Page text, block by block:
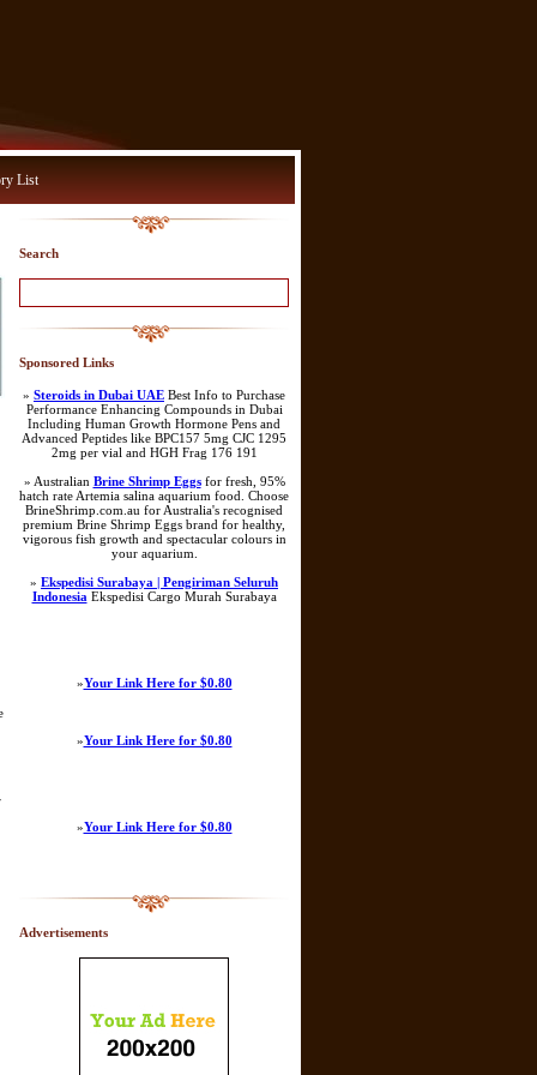
List
Search
Sponsored Links
» Steroids in Dubai UAE Best Info to Purchase
Performance Enhancing Compounds in Dubai
Including Human Growth Hormone Pens and
Advanced Peptides like BPC157 5mg CJC 1295
2mg per vial and HGH Frag 176 191
» Australian Brine Shrimp Eggsfor fresh, 95%
hatch rate Artemia salina aquarium food. Choose
BrineShrimp.com.au for Australia's recognised
premium Brine Shrimp Eggs brand for healthy,
vigorous fish growth and spectacular colours in
your aquarium.
» Ekspedisi Surabaya | Pengiriman Seluruh
Indonesia Ekspedisi Cargo Murah Surabaya
»Your Link Here for $0.80
»Your Link Here for $0.80
»Your Link Here for $0.80
Advertisements